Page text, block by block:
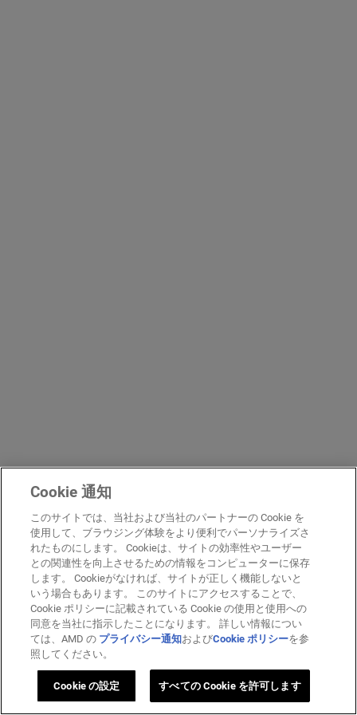
Cookie 通知
このサイトでは、当社および当社のパートナーの Cookie を
使用して、ブラウジング体験をより便利でパーソナライズさ
れたものにします。 Cookieは、サイトの効率性やユーザー
との関連性を向上させるための情報をコンピューターに保存
します。 Cookieがなければ、サイトが正しく機能しないと
いう場合もあります。 このサイトにアクセスすることで、
Cookie ポリシーに記載されている Cookie の使用と使用への
同意を当社に指示したことになります。 詳しい情報につい
ては、AMD の プライバシー通知およびCookie ポリシーを参
照してください。
Cookie の設定 すべての Cookie を許可します